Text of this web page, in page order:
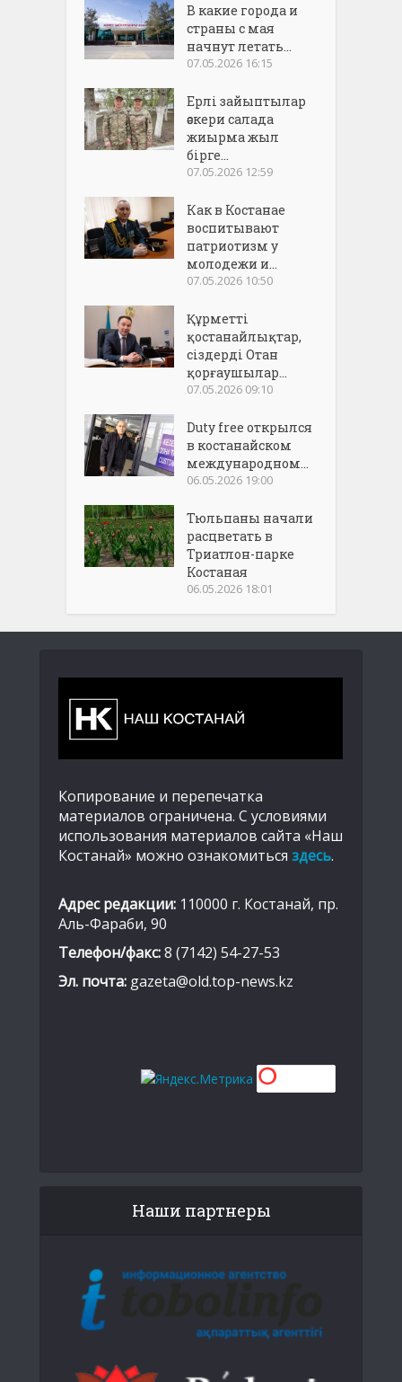
В какие города и
страны с мая
начнут летать...
07.05.2026 16:15
Ерлі зайыптылар
әскери салада
жиырма жыл
бірге...
07.05.2026 12:59
Как в Костанае
воспитывают
патриотизм у
молодежи и...
07.05.2026 10:50
Құрметті
қостанайлықтар,
сіздерді Отан
қорғаушылар...
07.05.2026 09:10
Duty free открылся
в костанайском
международном...
06.05.2026 19:00
Тюльпаны начали
расцветать в
Триатлон-парке
Костаная
06.05.2026 18:01
Копирование и перепечатка
материалов ограничена. С условиями
использования материалов сайта «Наш
Костанай» можно ознакомиться здесь.
Адрес редакции: 110000 г. Костанай, пр.
Аль-Фараби, 90
Телефон/факс:8 (7142) 54-27-53
Эл. почта: gazeta@old.top-news.kz
Наши партнеры